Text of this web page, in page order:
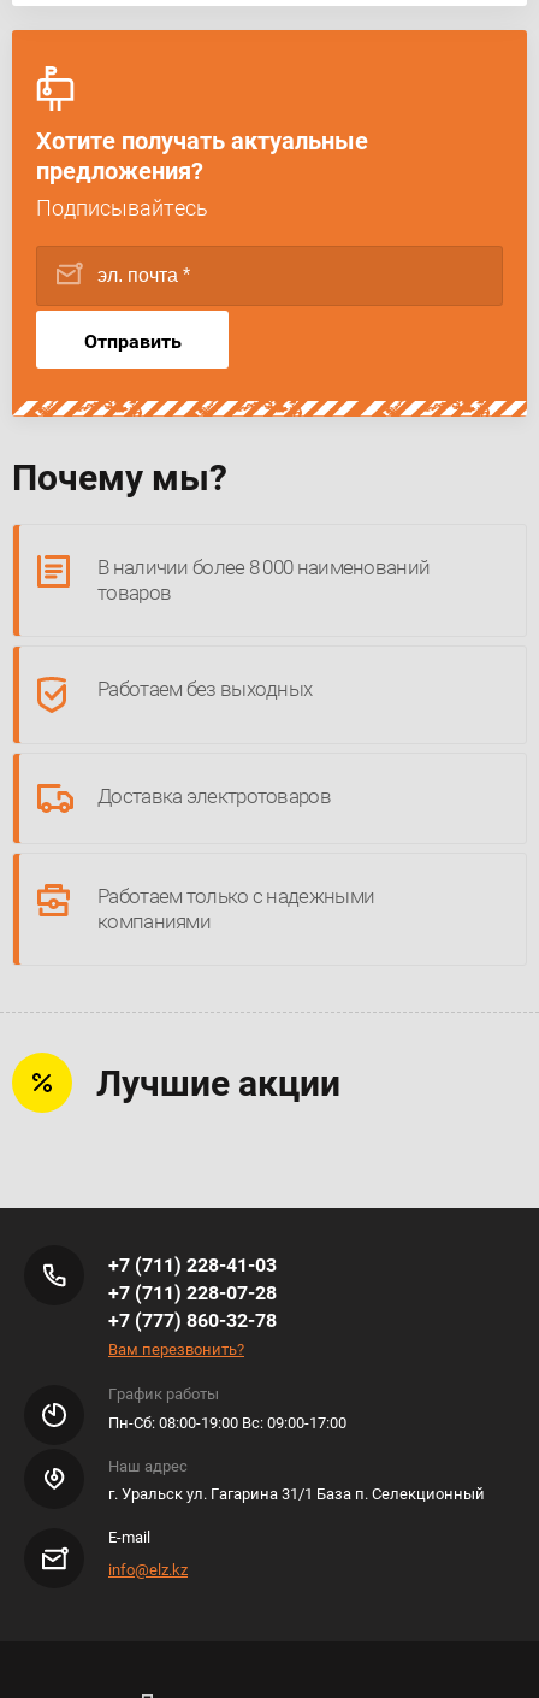
Почему мы?
В наличии более 8 000 наименований
товаров
Работаем без выходных
Доставка электротоваров
Работаем только с надежными
компаниями
Хотите получать актуальные
предложения?
Подписывайтесь
Отправить
Лучшие акции
+7 (711) 228-41-03
+7 (711) 228-07-28
+7 (777) 860-32-78
Вам перезвонить?
График работы
​​​​​​Пн-Сб: 08:00-19:00 Вс: 09:00-17:00
Наш адрес
г. Уральск ул. Гагарина 31/1 База п. Селекционный
E-mail
info@elz.kz